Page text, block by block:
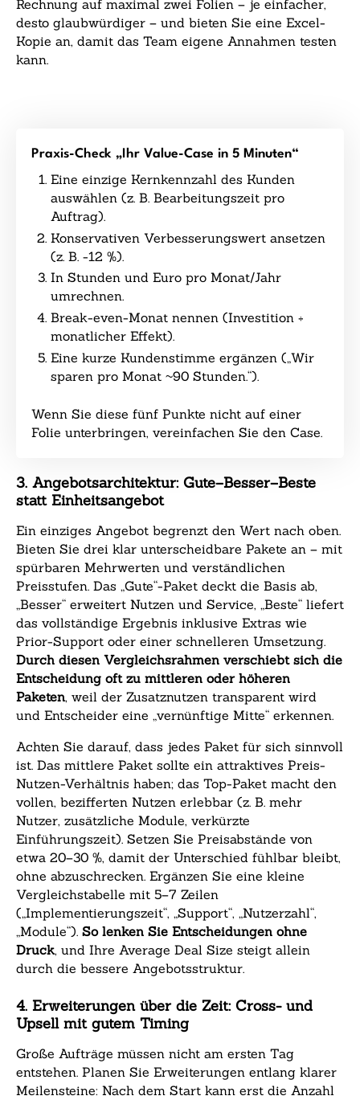
Rechnung auf maximal zwei Folien – je einfacher,
desto glaubwürdiger – und bieten Sie eine Excel-
Kopie an, damit das Team eigene Annahmen testen
kann.
Praxis-Check „Ihr Value-Case in 5 Minuten“
Eine einzige Kernkennzahl des Kunden
auswählen (z. B. Bearbeitungszeit pro
Auftrag).
Konservativen Verbesserungswert ansetzen
(z. B. −12 %).
In Stunden und Euro pro Monat/Jahr
umrechnen.
Break-even-Monat nennen (Investition ÷
monatlicher Effekt).
Eine kurze Kundenstimme ergänzen („Wir
sparen pro Monat ~90 Stunden.“).
Wenn Sie diese fünf Punkte nicht auf einer
Folie unterbringen, vereinfachen Sie den Case.
3. Angebotsarchitektur: Gute–Besser–Beste
statt Einheitsangebot
Ein einziges Angebot begrenzt den Wert nach oben.
Bieten Sie drei klar unterscheidbare Pakete an – mit
spürbaren Mehrwerten und verständlichen
Preisstufen. Das „Gute“-Paket deckt die Basis ab,
„Besser“ erweitert Nutzen und Service, „Beste“ liefert
das vollständige Ergebnis inklusive Extras wie
Prior-Support oder einer schnelleren Umsetzung.
Durch diesen Vergleichsrahmen verschiebt sich die
Entscheidung oft zu mittleren oder höheren
Paketen, weil der Zusatznutzen transparent wird
und Entscheider eine „vernünftige Mitte“ erkennen.
Achten Sie darauf, dass jedes Paket für sich sinnvoll
ist. Das mittlere Paket sollte ein attraktives Preis-
Nutzen-Verhältnis haben; das Top-Paket macht den
vollen, bezifferten Nutzen erlebbar (z. B. mehr
Nutzer, zusätzliche Module, verkürzte
Einführungszeit). Setzen Sie Preisabstände von
etwa 20–30 %, damit der Unterschied fühlbar bleibt,
ohne abzuschrecken. Ergänzen Sie eine kleine
Vergleichstabelle mit 5–7 Zeilen
(„Implementierungszeit“, „Support“, „Nutzerzahl“,
„Module“). So lenken Sie Entscheidungen ohne
Druck, und Ihre Average Deal Size steigt allein
durch die bessere Angebotsstruktur.
4. Erweiterungen über die Zeit: Cross- und
Upsell mit gutem Timing
Große Aufträge müssen nicht am ersten Tag
entstehen. Planen Sie Erweiterungen entlang klarer
Meilensteine: Nach dem Start kann erst die Anzahl